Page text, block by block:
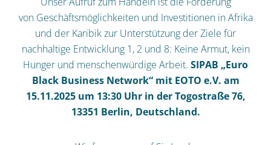
von Geschäftsmöglichkeiten und Investitionen in Afrika
und der Karibik zur Unterstützung der Ziele für
nachhaltige Entwicklung 1, 2 und 8: Keine Armut, kein
Hunger und menschenwürdige Arbeit. SIPAB „Euro
Black Business Network“ mit EOTO e.V. am
15.11.2025 um 13:30 Uhr in der Togostraße 76,
13351 Berlin, Deutschland.